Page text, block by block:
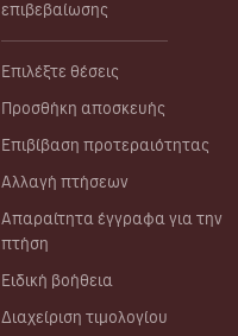
επιβεβαίωσης
Επιλέξτε θέσεις
Προσθήκη αποσκευής
Επιβίβαση προτεραιότητας
Αλλαγή πτήσεων
Απαραίτητα έγγραφα για την
πτήση
Ειδική βοήθεια
Διαχείριση τιμολογίου